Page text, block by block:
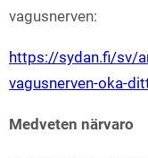
vagusnerven:
https://sydan.fi/sv/
vagusnerven-oka-
Medveten närvaro